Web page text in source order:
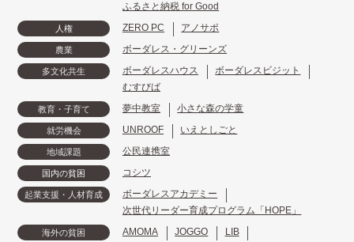
ふるさと納税 for Good
人権 ZERO PC アノサポ
農業 ボーダレス・グリーンズ
多文化共生 ボーダレスハウス
ボーダレスビジット
むすびば
教育・子育て 夢中教室 小さな森の学童
就労機会 UNROOF いえとしごと
地域課題 公民連携室
国内の貧困 コシツ
起業支援・人材育成
ボーダレスアカデミー
次世代リーダー育成プログラム「HOPE」
海外の貧困 AMOMA JOGGO
LIB